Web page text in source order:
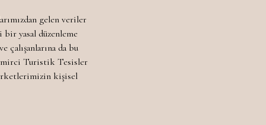
gelen veriler
yasal düzenleme
da bu
Turistik Tesisler
kişisel